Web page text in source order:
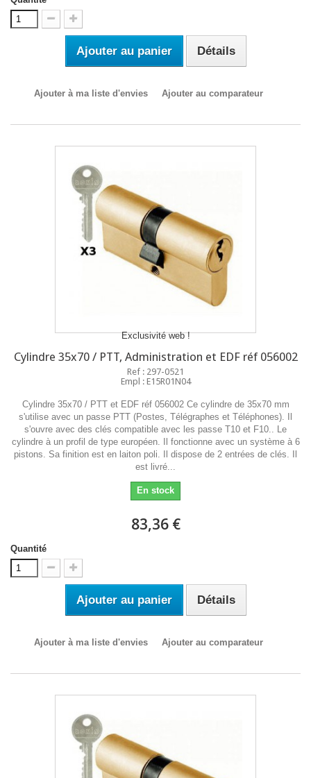
Ajouter au panier Détails
Ajouter à ma liste d'envies Ajouter au comparateur
Exclusivité web !
Cylindre 35x70 / PTT, Administration et EDF réf 056002
Ref : 297-0521
Empl : E15R01N04
Cylindre 35x70 / PTT et EDF réf 056002 Ce cylindre de 35x70 mm
s'utilise avec un passe PTT (Postes, Télégraphes et Téléphones). Il
s'ouvre avec des clés compatible avec les passe T10 et F10.. Le
cylindre à un profil de type européen. Il fonctionne avec un système à 6
pistons. Sa finition est en laiton poli. Il dispose de 2 entrées de clés. Il
est livré...
En stock
83,36 €
Quantité
Ajouter au panier Détails
Ajouter à ma liste d'envies Ajouter au comparateur